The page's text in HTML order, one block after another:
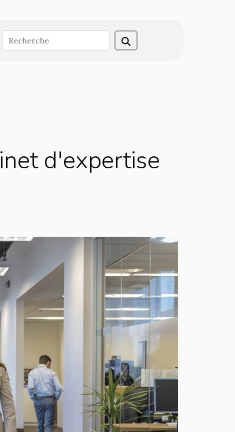
d'expertise